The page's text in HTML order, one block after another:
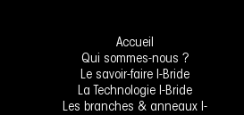
Accueil
Qui sommes-nous ?
Le savoir-faire I-Bride
La Technologie I-Bride
Les branches & anneaux I-